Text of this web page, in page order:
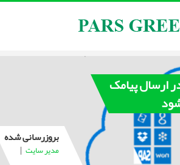
ارسال پیامک
بروزرسانی شده
مدیر سایت |